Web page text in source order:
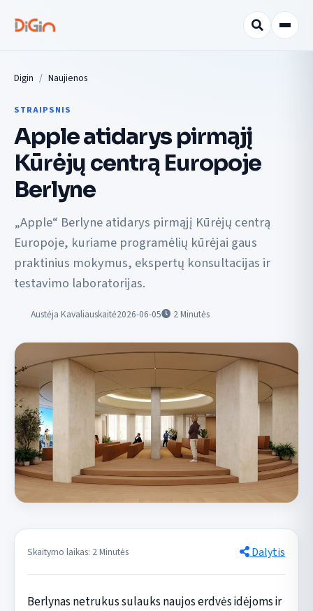
Digin Naujienos
STRAIPSNIS
Apple atidarys pirmąjį
Kūrėjų centrą Europoje
Berlyne
„Apple“ Berlyne atidarys pirmąjį Kūrėjų centrą
Europoje, kuriame programėlių kūrėjai gaus
praktinius mokymus, ekspertų konsultacijas ir
testavimo laboratorijas.
Austėja Kavaliauskaitė2026-06-05 2Minutės
Skaitymo laikas: 2 Minutės Dalytis
Berlynas netrukus sulauks naujos erdvės idėjoms ir